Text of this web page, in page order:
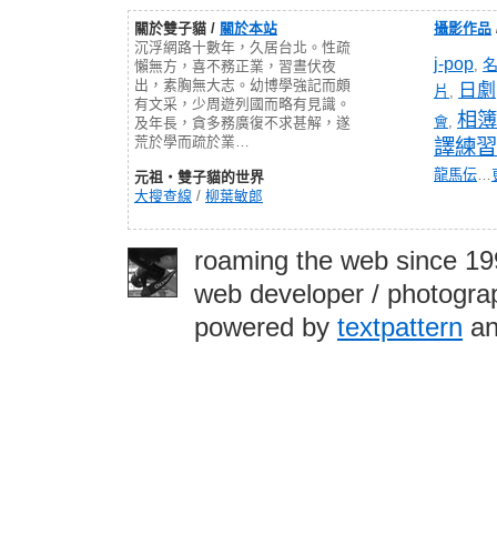
關於雙子貓 / 關於本站
沉浮網路十數年，久居台北。性疏
懶無方，喜不務正業，習晝伏夜
出，素胸無大志。幼博學強記而頗
有文采，少周遊列國而略有見識。
及年長，貪多務廣復不求甚解，遂
荒於學而疏於業…
元祖‧雙子貓的世界
大搜查線 / 柳葉敏郎
攝影作品
j-pop,
片 , 日劇
會, 相簿
譯練習
龍馬伝…
roaming the web since
web developer /
powered by textpattern